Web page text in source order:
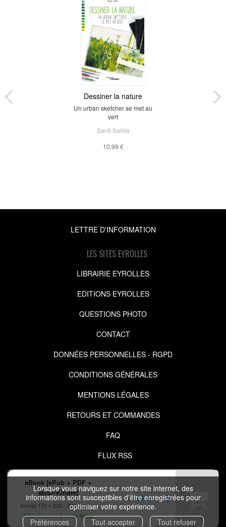
Lorsque vous naviguez sur notre site internet, des
informations sont susceptibles d'être enregistrées pour
optimiser votre expérience.
Préférences
Tout accepter Tout refuser
eBook [ePub + PDF +
Mobi/Kindle]
format 170 x 230
224 pages
Téléchargement après achat
17,99 €
Dessiner la nature
Un urban sketcher se met au
vert
Santi Sallés
10,99 €
LETTRE D'INFORMATION
LES SITES EYROLLES
LIBRAIRIE EYROLLES
EDITIONS EYROLLES
QUESTIONS PHOTO
CONTACT
DONNÉES PERSONNELLES - RGPD
CONDITIONS GÉNÉRALES
MENTIONS LÉGALES
RETOURS ET COMMANDES
FAQ
FLUX RSS
COPYRIGHT © 2026 IZIBOOK.EYROLLES.COM ET NUXOS PUBLISHING
TECHNOLOGIES.IZIBOOK® IZIBOOKS®SONT DES MARQUES DÉPOSÉES